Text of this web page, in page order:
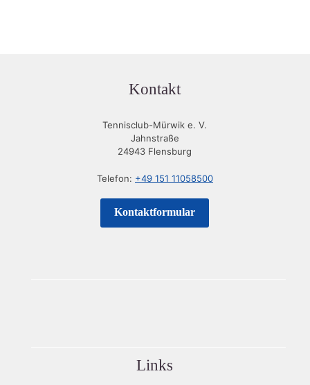
Kontakt
Tennisclub-Mürwik e. V.
Jahnstraße
24943 Flensburg
Telefon: +49 151 11058500
Kontaktformular
Links